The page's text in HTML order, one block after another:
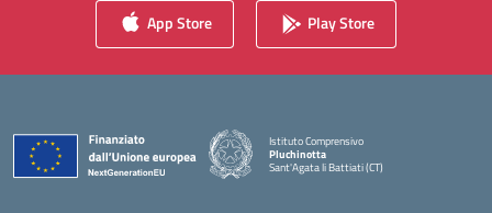
App Store Play Store
Istituto Comprensivo
Pluchinotta
Sant'Agata li Battiati (CT)
— Visita la pagina iniziale della scuola